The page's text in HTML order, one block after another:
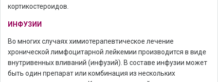
кортикостероидов.
ИНФУЗИИ
Во многих случаях химиотерапевтическое лечение
хронической лимфоцитарной лейкемии производится в виде
внутривенных вливаний (инфузий). В составе инфузии может
быть один препарат или комбинация из нескольких